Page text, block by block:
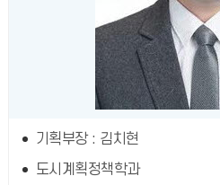
기획부장 : 김치현
도시계획정책학과